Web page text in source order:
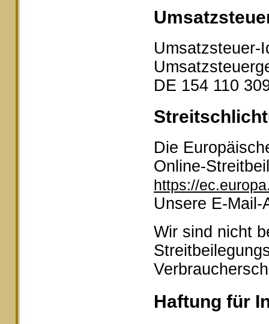
Umsatzsteuer-
DE 154 110
Die
Online-
https://
Unsere E-
Wir sind nicht
Haftung für